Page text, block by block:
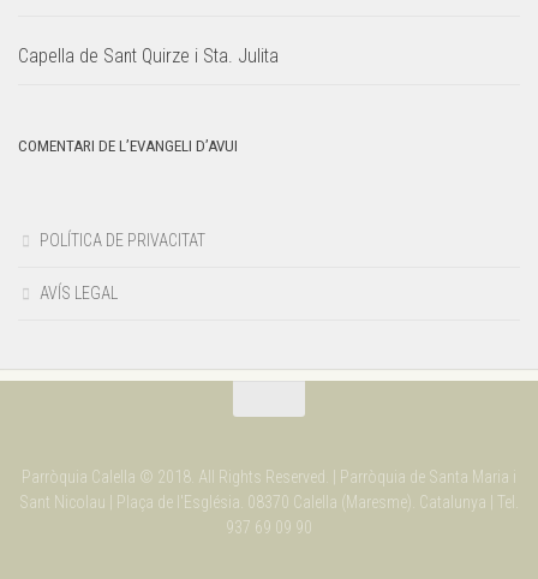
Capella de Sant Quirze i Sta. Julita
COMENTARI DE L’EVANGELI D’AVUI
POLÍTICA DE PRIVACITAT
AVÍS LEGAL
Parròquia Calella © 2018. All Rights Reserved. | Parròquia de Santa Maria i
Sant Nicolau | Plaça de l'Església. 08370 Calella (Maresme). Catalunya | Tel.
937 69 09 90